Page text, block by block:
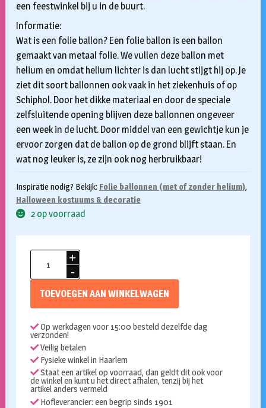
een feestwinkel bij u in de buurt.
Informatie:
Wat is een folie ballon? Een folie ballon is een ballon
gemaakt van metaal folie. We vullen deze ballon met
helium en omdat helium lichter is dan lucht stijgt hij op. Je
ziet dit soort ballonnen ook vaak in het ziekenhuis of op
Schiphol. Door het dikke materiaal en door de speciale
zelfsluitende opening blijven deze ballonnen ongeveer
een week in de lucht. Door middel van een gewichtje kun je
ervoor zorgen dat de ballon op de grond blijft staan. En
wat nog leuker is, ze zijn ook nog herbruikbaar!
Inspiratie nodig? Bekijk: Folie ballonnen (met of zonder helium),
Halloween kostuums & decoratie
2 op voorraad
Folieballon
skelet
TOEVOEGEN AAN WINKELWAGEN
Op werkdagen voor 15:00 besteld dezelfde dag
verzonden!
Veilig betalen
Fysieke winkel in Haarlem
Staat een artikel op voorraad, dan geldt dit ook voor
de winkel en kunt u het direct afhalen, tenzij bij het
artikel anders vermeld
Hofleverancier: een begrip sinds 1901